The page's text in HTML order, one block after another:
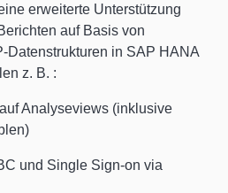
erweiterte Unterstützung
auf Basis von
Datenstrukturen in SAP HANA
z. B. :
Analyseviews (inklusive
und Single Sign-on via